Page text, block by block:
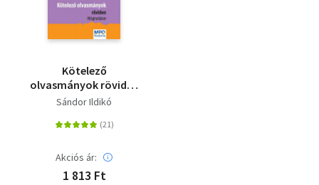
Kötelező
olvasmányok röviden
9-12. osztályosoknak -
Sándor Ildikó
Akciós ár:
1 813 Ft